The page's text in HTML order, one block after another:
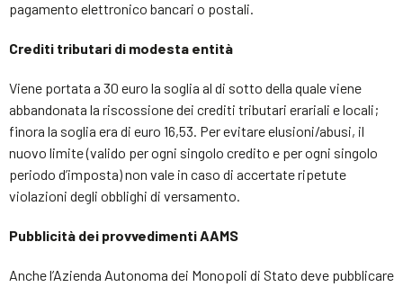
pagamento elettronico bancari o postali.
Crediti tributari di modesta entità
Viene portata a 30 euro la soglia al di sotto della quale viene
abbandonata la riscossione dei crediti tributari erariali e locali;
finora la soglia era di euro 16,53. Per evitare elusioni/abusi, il
nuovo limite (valido per ogni singolo credito e per ogni singolo
periodo d’imposta) non vale in caso di accertate ripetute
violazioni degli obblighi di versamento.
Pubblicità dei provvedimenti AAMS
Anche l’Azienda Autonoma dei Monopoli di Stato deve pubblicare